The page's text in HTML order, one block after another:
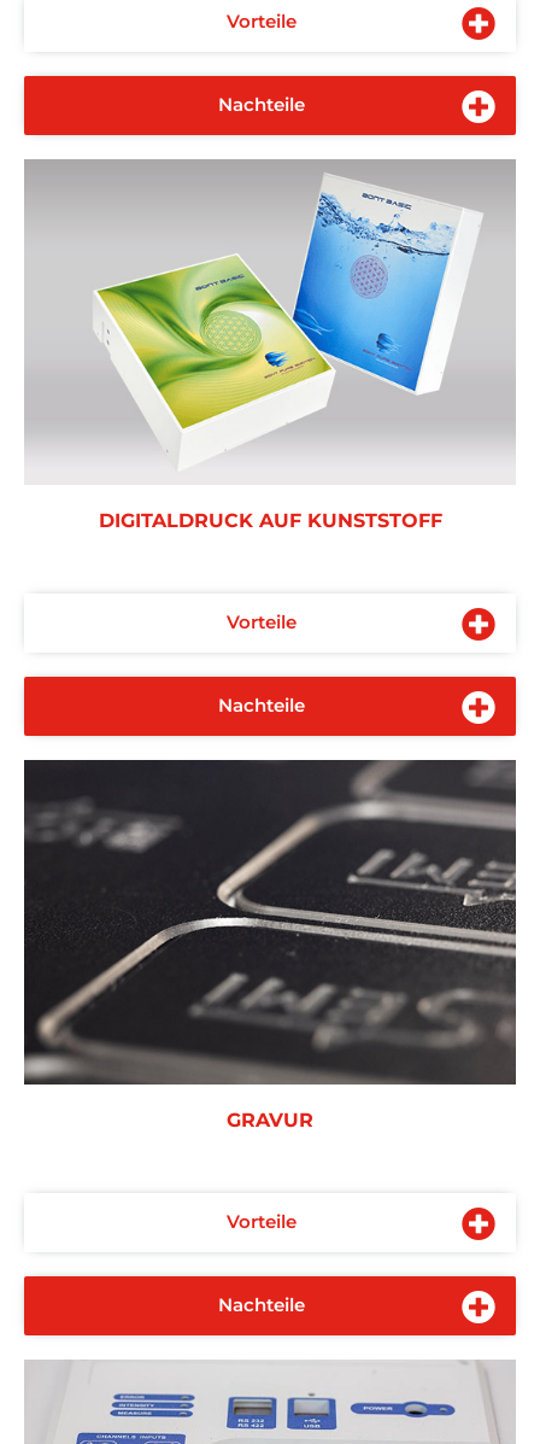
Vorteile
Nachteile
DIGITALDRUCK AUF KUNSTSTOFF
Vorteile
Nachteile
GRAVUR
Vorteile
Nachteile